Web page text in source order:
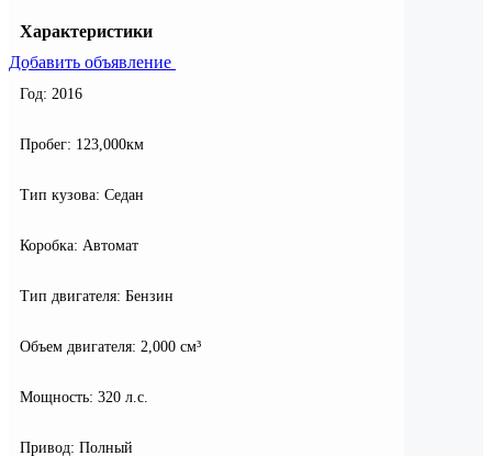
Добавить объявление
Характеристики
Год: 2016
Пробег: 123,000км
Тип кузова: Седан
Коробка: Автомат
Тип двигателя: Бензин
Объем двигателя: 2,000 см³
Мощность: 320 л.с.
Привод: Полный